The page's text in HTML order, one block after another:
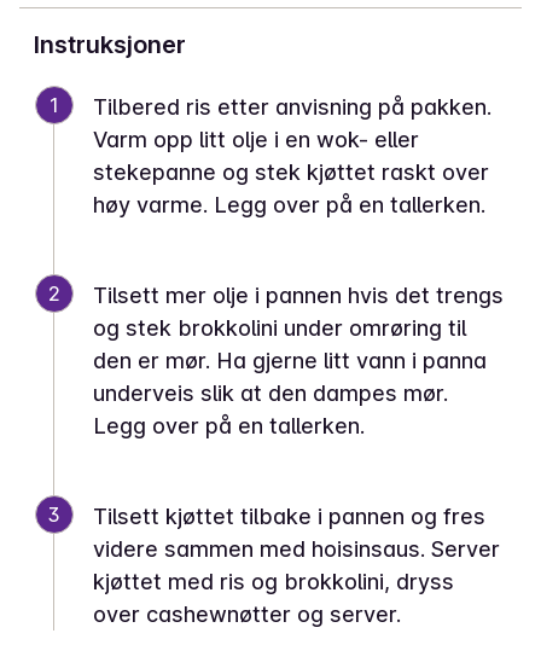
Instruksjoner
1
Tilbered ris etter anvisning på pakken.
Varm opp litt olje i en wok- eller
stekepanne og stek kjøttet raskt over
høy varme. Legg over på en tallerken.
2
Tilsett mer olje i pannen hvis det trengs
og stek brokkolini under omrøring til
den er mør. Ha gjerne litt vann i panna
underveis slik at den dampes mør.
Legg over på en tallerken.
3
Tilsett kjøttet tilbake i pannen og fres
videre sammen med hoisinsaus. Server
kjøttet med ris og brokkolini, dryss
over cashewnøtter og server.